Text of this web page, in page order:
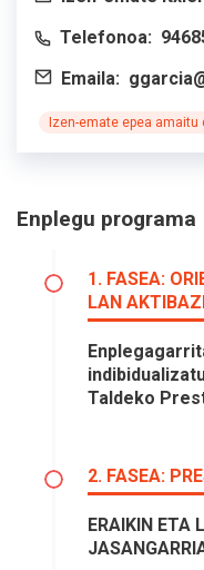
Telefonoa:
Emaila:
Izen-emate epea amaitu
Enplegu programa
1. FASEA:
LAN
Taldeko
2. FASEA:
ERAIKIN ETA